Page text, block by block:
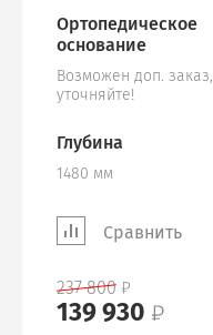
Ортопедическое
основание
Возможен доп. заказ,
уточняйте!
Глубина
1480 мм
Сравнить
237 800
139 930